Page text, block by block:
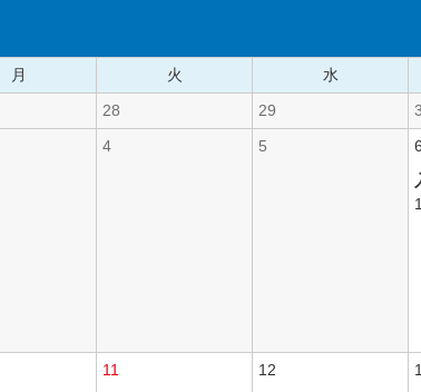
月
火 水
28 29
4 5
6
11
12